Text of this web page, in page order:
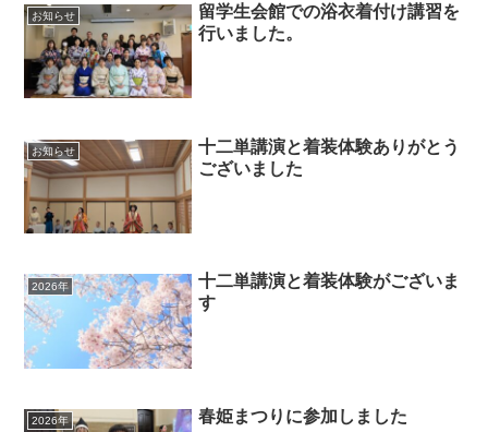
お知らせ
留学生会館での浴衣着付け講習を
行いました。
お知らせ
十二単講演と着装体験ありがとう
ございました
2026年
十二単講演と着装体験がございま
す
2026年 春姫まつりに参加しました